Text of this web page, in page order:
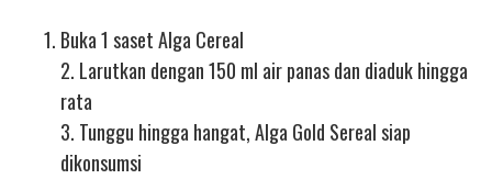
Buka 1 saset Alga Cereal
2. Larutkan dengan 150 ml air panas dan diaduk hingga
rata
3. Tunggu hingga hangat, Alga Gold Sereal siap
dikonsumsi